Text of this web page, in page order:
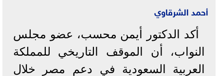
أحمد الشرقاوي
أكد الدكتور أيمن محسب، عضو مجلس
النواب، أن الموقف التاريخي للمملكة
العربية السعودية في دعم مصر خلال